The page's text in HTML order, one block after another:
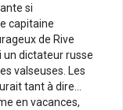
si
capitaine
de Rive
un dictateur russe
valseuses. Les
tant à dire…
en vacances,